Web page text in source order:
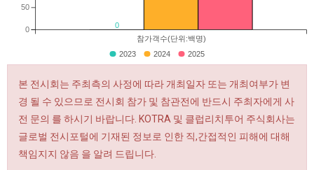
0
참가객수(단위:백명)
0
50
2023 2024 2025
본 전시회는 주최측의 사정에 따라 개최일자 또는 개최여부가 변
경 될 수 있으므로 전시회 참가 및 참관전에 반드시 주최자에게 사
전 문의 를 하시기 바랍니다. KOTRA 및 클럽리치투어 주식회사는
글로벌 전시포털에 기재된 정보로 인한 직,간접적인 피해에 대해
책임지지 않음 을 알려 드립니다.